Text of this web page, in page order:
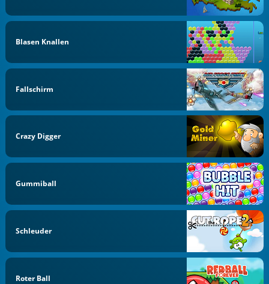
Blasen Knallen
Fallschirm
Crazy Digger
Gummiball
Schleuder
Roter Ball